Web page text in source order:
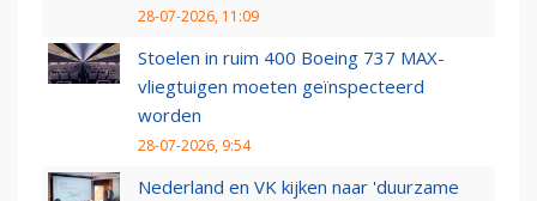
28-07-2026, 11:09
Stoelen in ruim 400 Boeing 737 MAX-
vliegtuigen moeten geïnspecteerd
worden
28-07-2026, 9:54
Nederland en VK kijken naar 'duurzame